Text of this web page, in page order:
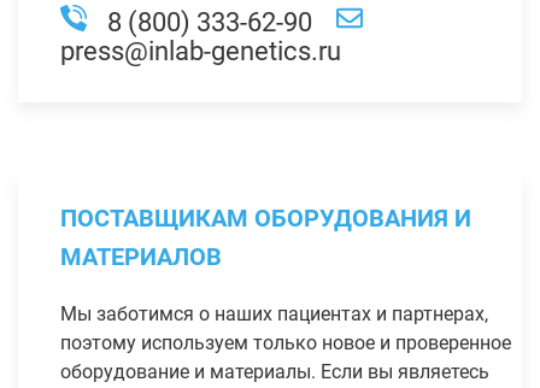
8 (800) 333-62-90
press@inlab-genetics.ru
ПОСТАВЩИКАМ ОБОРУДОВАНИЯ И
МАТЕРИАЛОВ
Мы заботимся о наших пациентах и партнерах,
поэтому используем только новое и проверенное
оборудование и материалы. Если вы являетесь